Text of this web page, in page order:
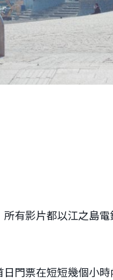
有影片都以江之島電
門票在短短幾個小時